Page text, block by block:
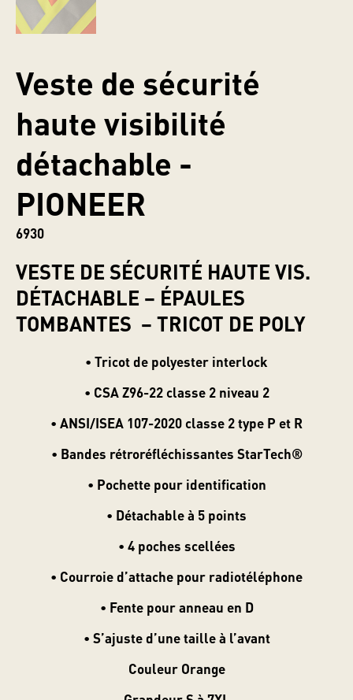
Veste de sécurité
haute visibilité
détachable -
PIONEER
6930
VESTE DE SÉCURITÉ HAUTE VIS.
DÉTACHABLE – ÉPAULES
TOMBANTES – TRICOT DE POLY
• Tricot de polyester interlock
• CSA Z96-22 classe 2 niveau 2
• ANSI/ISEA 107-2020 classe 2 type P et R
• Bandes rétroréfléchissantes StarTech®
• Pochette pour identification
• Détachable à 5 points
• 4 poches scellées
• Courroie d’attache pour radiotéléphone
• Fente pour anneau en D
• S’ajuste d’une taille à l’avant
Couleur Orange
Classés dans :
Cet article a été écrit par Saliff